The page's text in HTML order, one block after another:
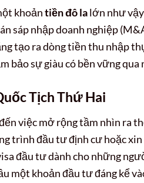
khoảntiền đô lalớn như vậy
sáp nhập doanh nghiệp
tạo ra dòng tiền thu nhập
bảo sự giàu có bền vững qua
Tịch Thứ Hai
việc mở rộng tầm nhìn ra
trình đầu tư định cư hoặc
đầu tư dành cho những
một khoản đầu tư đáng kể